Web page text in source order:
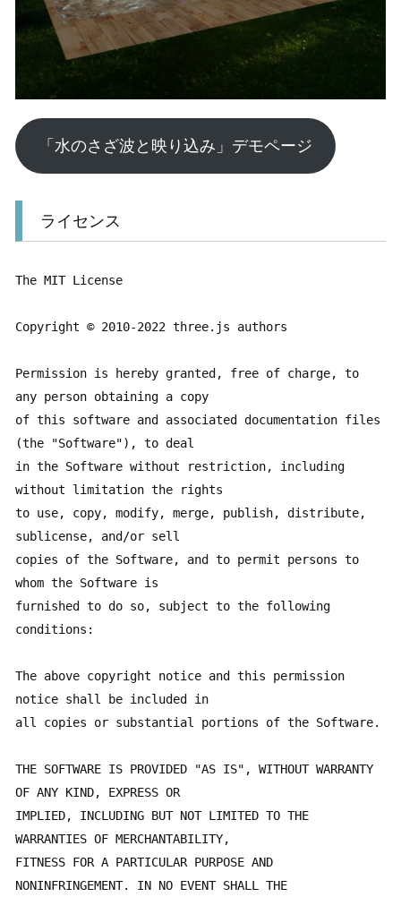
「水のさざ波と映り込み」デモページ
ライセンス
The MIT License
Copyright © 2010-2022 three.js authors
Permission is hereby granted, free of charge, to
any person obtaining a copy
of this software and associated documentation files
(the "Software"), to deal
in the Software without restriction, including
without limitation the rights
to use, copy, modify, merge, publish, distribute,
sublicense, and/or sell
copies of the Software, and to permit persons to
whom the Software is
furnished to do so, subject to the following
conditions:
The above copyright notice and this permission
notice shall be included in
all copies or substantial portions of the Software.
THE SOFTWARE IS PROVIDED "AS IS", WITHOUT WARRANTY
OF ANY KIND, EXPRESS OR
IMPLIED, INCLUDING BUT NOT LIMITED TO THE
WARRANTIES OF MERCHANTABILITY,
FITNESS FOR A PARTICULAR PURPOSE AND
NONINFRINGEMENT. IN NO EVENT SHALL THE